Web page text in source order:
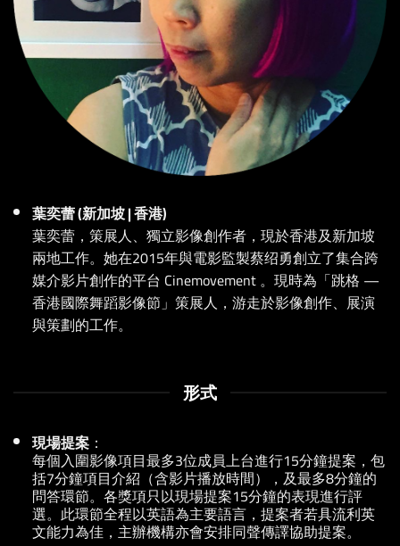
葉奕蕾 (新加坡 | 香港)
葉奕蕾，策展人、獨立影像創作者，現於香港及新加坡
兩地工作。她在2015年與電影監製蔡绍勇創立了集合跨
媒介影片創作的平台 Cinemovement 。現時為「跳格 —
香港國際舞蹈影像節」策展人，游走於影像創作、展演
與策劃的工作。
形式
現場提案：
每個入圍影像項目最多3位成員上台進行15分鐘提案，包
括7分鐘項目介紹（含影片播放時間），及最多8分鐘的
問答環節。各獎項只以現場提案15分鐘的表現進行評
選。此環節全程以英語為主要語言，提案者若具流利英
文能力為佳，主辦機構亦會安排同聲傳譯協助提案。